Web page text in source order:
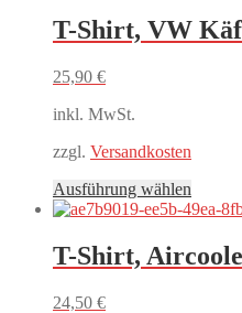
mehrere
der
gewählt
werden
T-Shirt, VW
25,90 €
inkl. MwSt.
zzgl. Versandkosten
Ausführung wählen
mehrere
T-Shirt,
24,50 €